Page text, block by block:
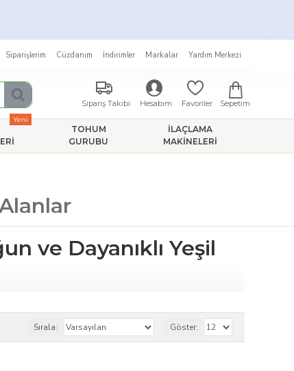
Siparişlerim Cüzdanım İndirimler Markalar Yardım Merkezi
Sipariş Takibi Hesabım Favoriler Sepetim
Yeni
TOHUM
GURUBU
İLAÇLAMA
MAKINELERI
ve Dayanıklı Yeşil
yeşillendirmek için doğru çim tohumu seçimi büyük
Sırala: Göster: